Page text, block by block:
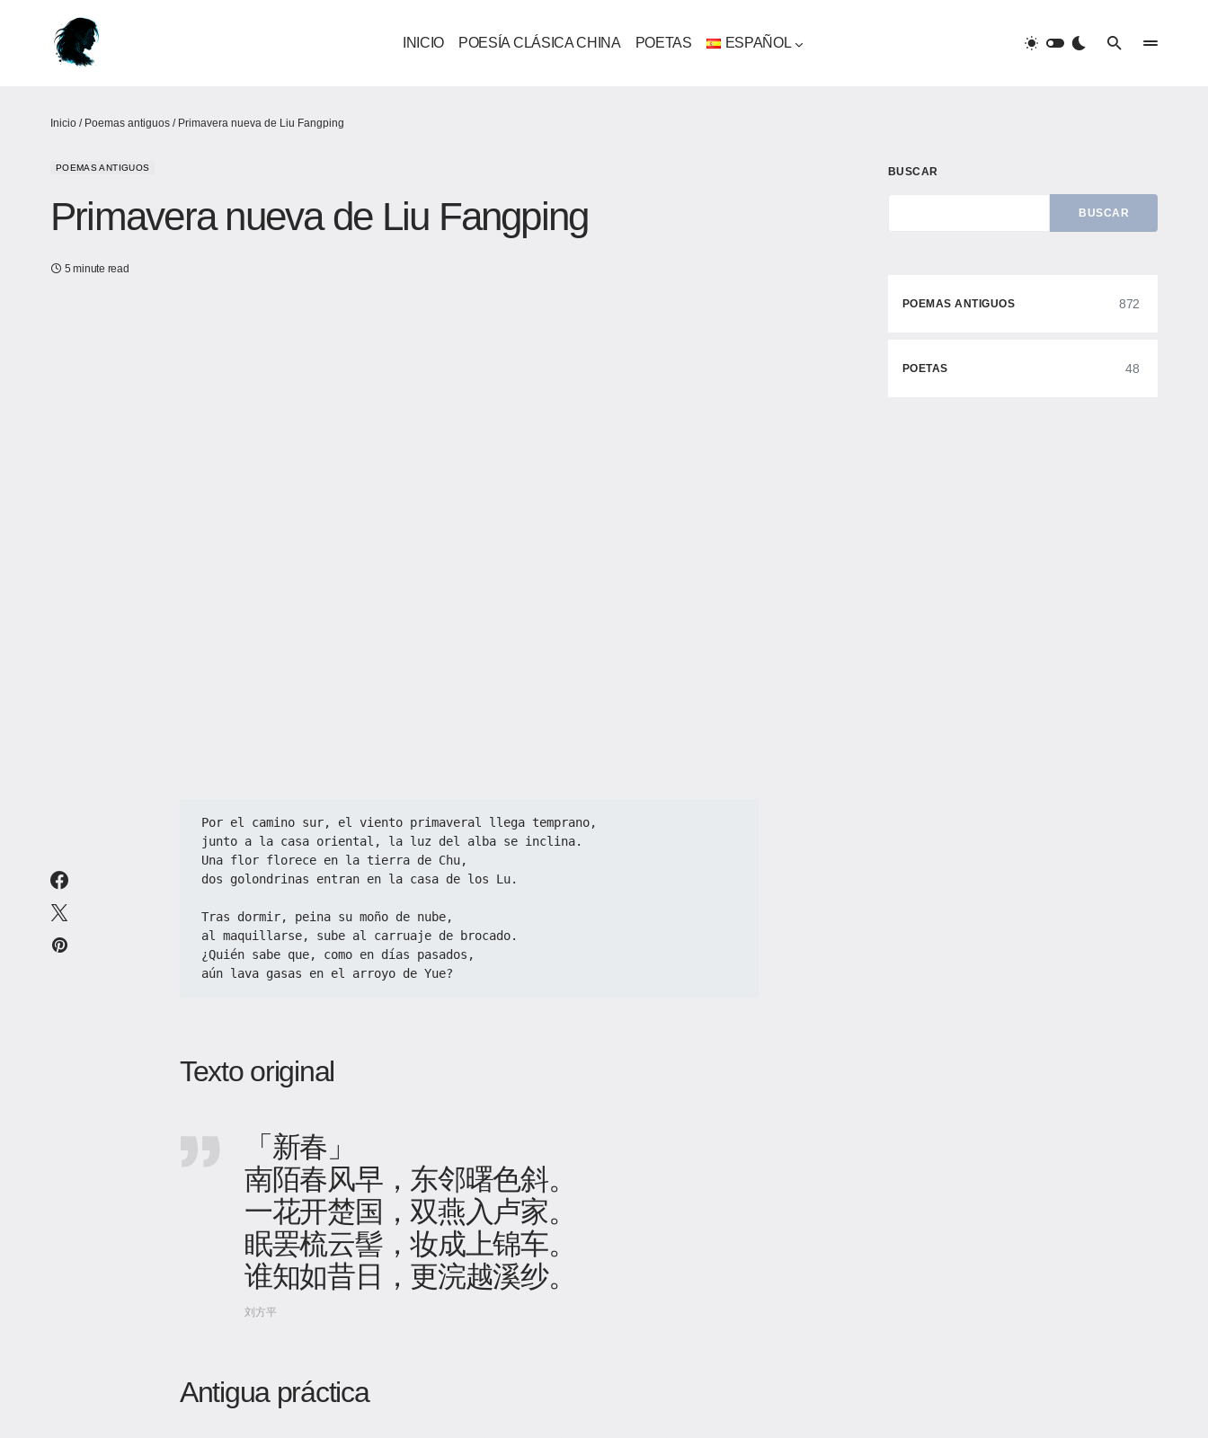
INICIO POESÍA CLÁSICA CHINA POETAS ESPAÑOL
Inicio / Poemas antiguos / Primavera nueva de Liu Fangping
POEMAS ANTIGUOS
Primavera nueva de Liu Fangping
5 minute read
Por el camino sur, el viento primaveral llega temprano,
junto a la casa oriental, la luz del alba se inclina.
Una flor florece en la tierra de Chu,
dos golondrinas entran en la casa de los Lu.
Tras dormir, peina su moño de nube,
al maquillarse, sube al carruaje de brocado.
¿Quién sabe que, como en días pasados,
aún lava gasas en el arroyo de Yue?
Texto original
「新春」
南陌春风早，东邻曙色斜。
一花开楚国，双燕入卢家。
眠罢梳云髻，妆成上锦车。
谁知如昔日，更浣越溪纱。
刘方平
Antigua práctica
BUSCAR
BUSCAR
POEMAS ANTIGUOS 872
POETAS 48